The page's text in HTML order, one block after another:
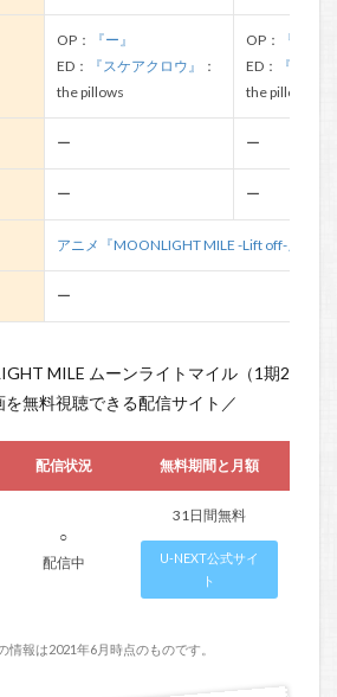
OP：
『ー』
ED：
『スケアクロウ』
：
the pillows
OP：
『ー』
ED：
『BOAT
the pillows
ー ー
ー ー
アニメ『MOONLIGHT MILE -Lift off-』
ー
MILE ムーンライトマイル（1期2
無料視聴できる配信サイト／
配信状況 無料期間と月額
○
配信中
31日間無料
U-NEXT公式サイ
ト
情報は2021年6月時点のものです。